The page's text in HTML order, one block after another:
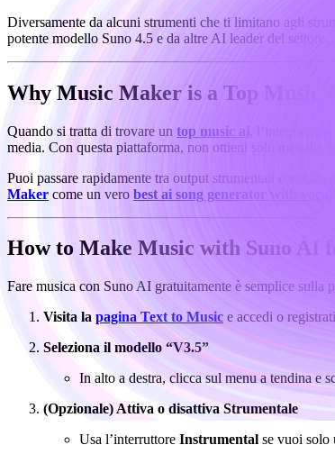
Diversamente da alcuni strumenti che ti limitano agli
potente modello Suno 4.5 e da altre AI leader del settore.
Why Music Maker is a Top Music
Quando si tratta di trovare un top music ai
media. Con questa piattaforma, non ottieni solo melodie
Puoi passare rapidamente tra output strumentali e
Maker come un vero best ai song generator with vocals
How to Make Music with Suno AI
Fare musica con Suno AI gratuitamente è semplice sulla
Visita la pagina Text to Music e accedi o
Seleziona il modello “V3.5”
In alto a destra, clicca sul menu a tendina e
(Opzionale) Attiva o disattiva Strumentale
Usa l’interruttore Instrumental se vuoi solo